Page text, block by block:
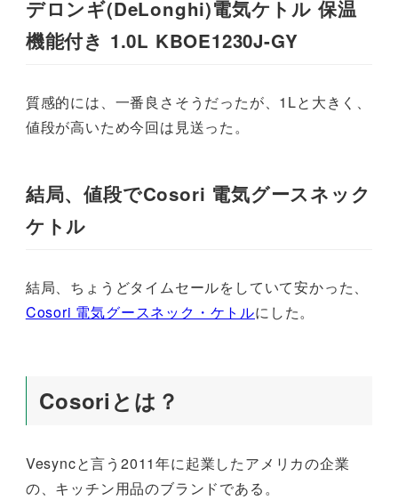
デロンギ(DeLonghi)電気ケトル 保温
機能付き 1.0L KBOE1230J-GY
質感的には、一番良さそうだったが、1Lと大きく、
値段が高いため今回は見送った。
結局、値段でCosori 電気グースネック
ケトル
結局、ちょうどタイムセールをしていて安かった、
Cosori 電気グースネック・ケトルにした。
Cosoriとは？
Vesyncと言う2011年に起業したアメリカの企業
の、キッチン用品のブランドである。